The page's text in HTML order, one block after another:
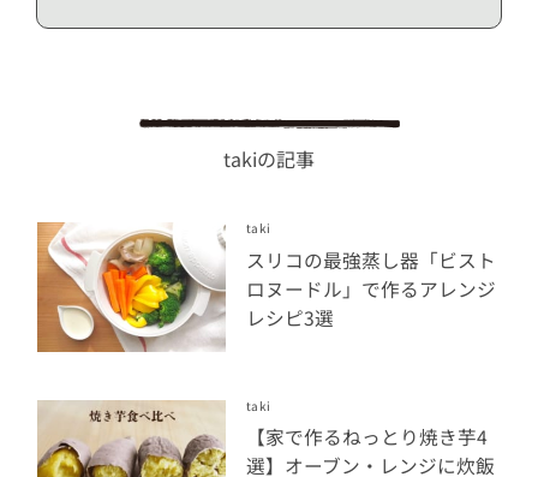
takiの記事
taki
スリコの最強蒸し器「ビスト
ロヌードル」で作るアレンジ
レシピ3選
taki
【家で作るねっとり焼き芋4
選】オーブン・レンジに炊飯